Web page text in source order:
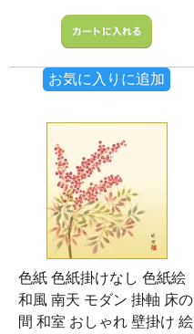
お気に入りに追加
色紙 色紙掛けなし 色紙絵
和風 南天 モダン 掛軸 床の
間 和室 おしゃれ 壁掛け 絵